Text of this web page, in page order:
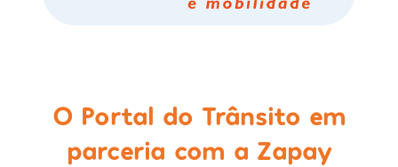
O Portal do Trânsito em
parceria com a Zapay